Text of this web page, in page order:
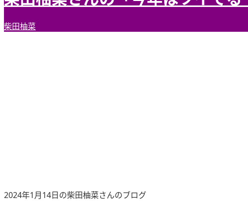
柴田柚菜
2024年1月14日の柴田柚菜さんのブログ